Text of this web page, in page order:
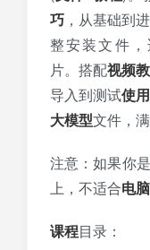
巧 ，从基础到
整安装文件
片。搭配视频
导入到测试使用
大模型文件，
注意：如果你是
上，不适合电脑
课程目录：